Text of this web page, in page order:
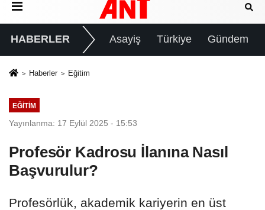
HABERLER Asayiş Türkiye Gündem
Haberler Eğitim
EĞITIM
Yayınlanma: 17 Eylül 2025 - 15:53
Profesör Kadrosu İlanına Nasıl
Başvurulur?
Profesörlük, akademik kariyerin en üst